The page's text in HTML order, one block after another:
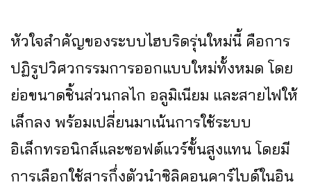
หัวใจสำคัญของระบบไฮบริดรุ่นใหม่นี้ คือการ
ปฏิรูปวิศวกรรมการออกแบบใหม่ทั้งหมด โดย
ย่อขนาดชิ้นส่วนกลไก อลูมิเนียม และสายไฟให้
เล็กลง พร้อมเปลี่ยนมาเน้นการใช้ระบบ
อิเล็กทรอนิกส์และซอฟต์แวร์ขั้นสูงแทน โดยมี
การเลือกใช้สารกึ่งตัวนำซิลิคอนคาร์ไบด์ในอิน